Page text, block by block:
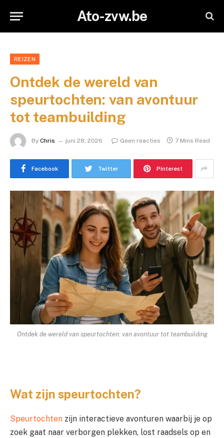
Ato-zvw.be
REIZEN
Ontdek de wereld van
speurtochten: van avontuur
tot teambuilding
By Chris juni 28, 2026 Geen reacties 7 Mins Read
Facebook Twitter Pinterest
Ontdek de wereld van speurtochten: van avontuur tot teambuilding
Wat zijn speurtochten?
Speurtochten zijn interactieve avonturen waarbij je op
zoek gaat naar verborgen plekken, lost raadsels op en